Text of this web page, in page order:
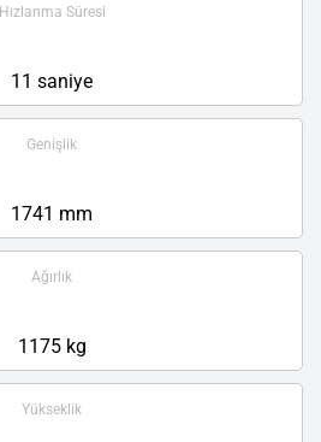
Hızlanma Süresi
11 saniye
Genişlik
1741 mm
Ağırlık
1175 kg
Yükseklik